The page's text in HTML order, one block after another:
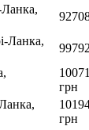
Ланка,
грн
грн